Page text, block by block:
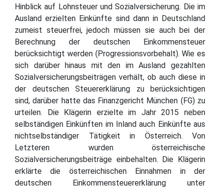
Hinblick auf Lohnsteuer und Sozialversicherung. Die im
Ausland erzielten Einkünfte sind dann in Deutschland
zumeist steuerfrei, jedoch müssen sie auch bei der
Berechnung der deutschen Einkommensteuer
berücksichtigt werden (Progressionsvorbehalt). Wie es
sich darüber hinaus mit den im Ausland gezahlten
Sozialversicherungsbeiträgen verhält, ob auch diese in
der deutschen Steuererklärung zu berücksichtigen
sind, darüber hatte das Finanzgericht München (FG) zu
urteilen. Die Klägerin erzielte im Jahr 2015 neben
selbständigen Einkünften im Inland auch Einkünfte aus
nichtselbständiger Tätigkeit in Österreich. Von
Letzteren wurden österreichische
Sozialversicherungsbeiträge einbehalten. Die Klägerin
erklärte die österreichischen Einnahmen in der
deutschen Einkommensteuererklärung unter